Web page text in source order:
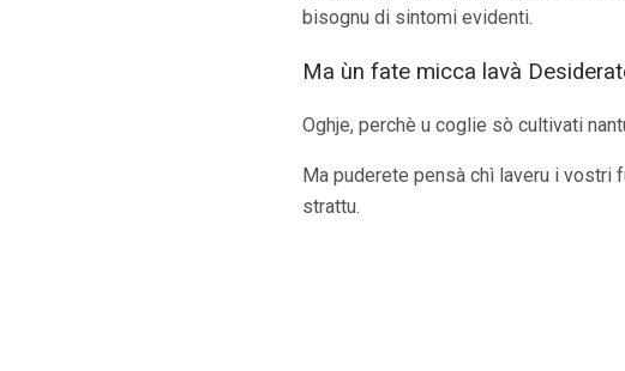
bisognu di sintomi evidenti.
Ma ùn fate micca lavà
Oghje, perchè u coglie sò cultivati
Ma puderete pensà chì laveru i
strattu.